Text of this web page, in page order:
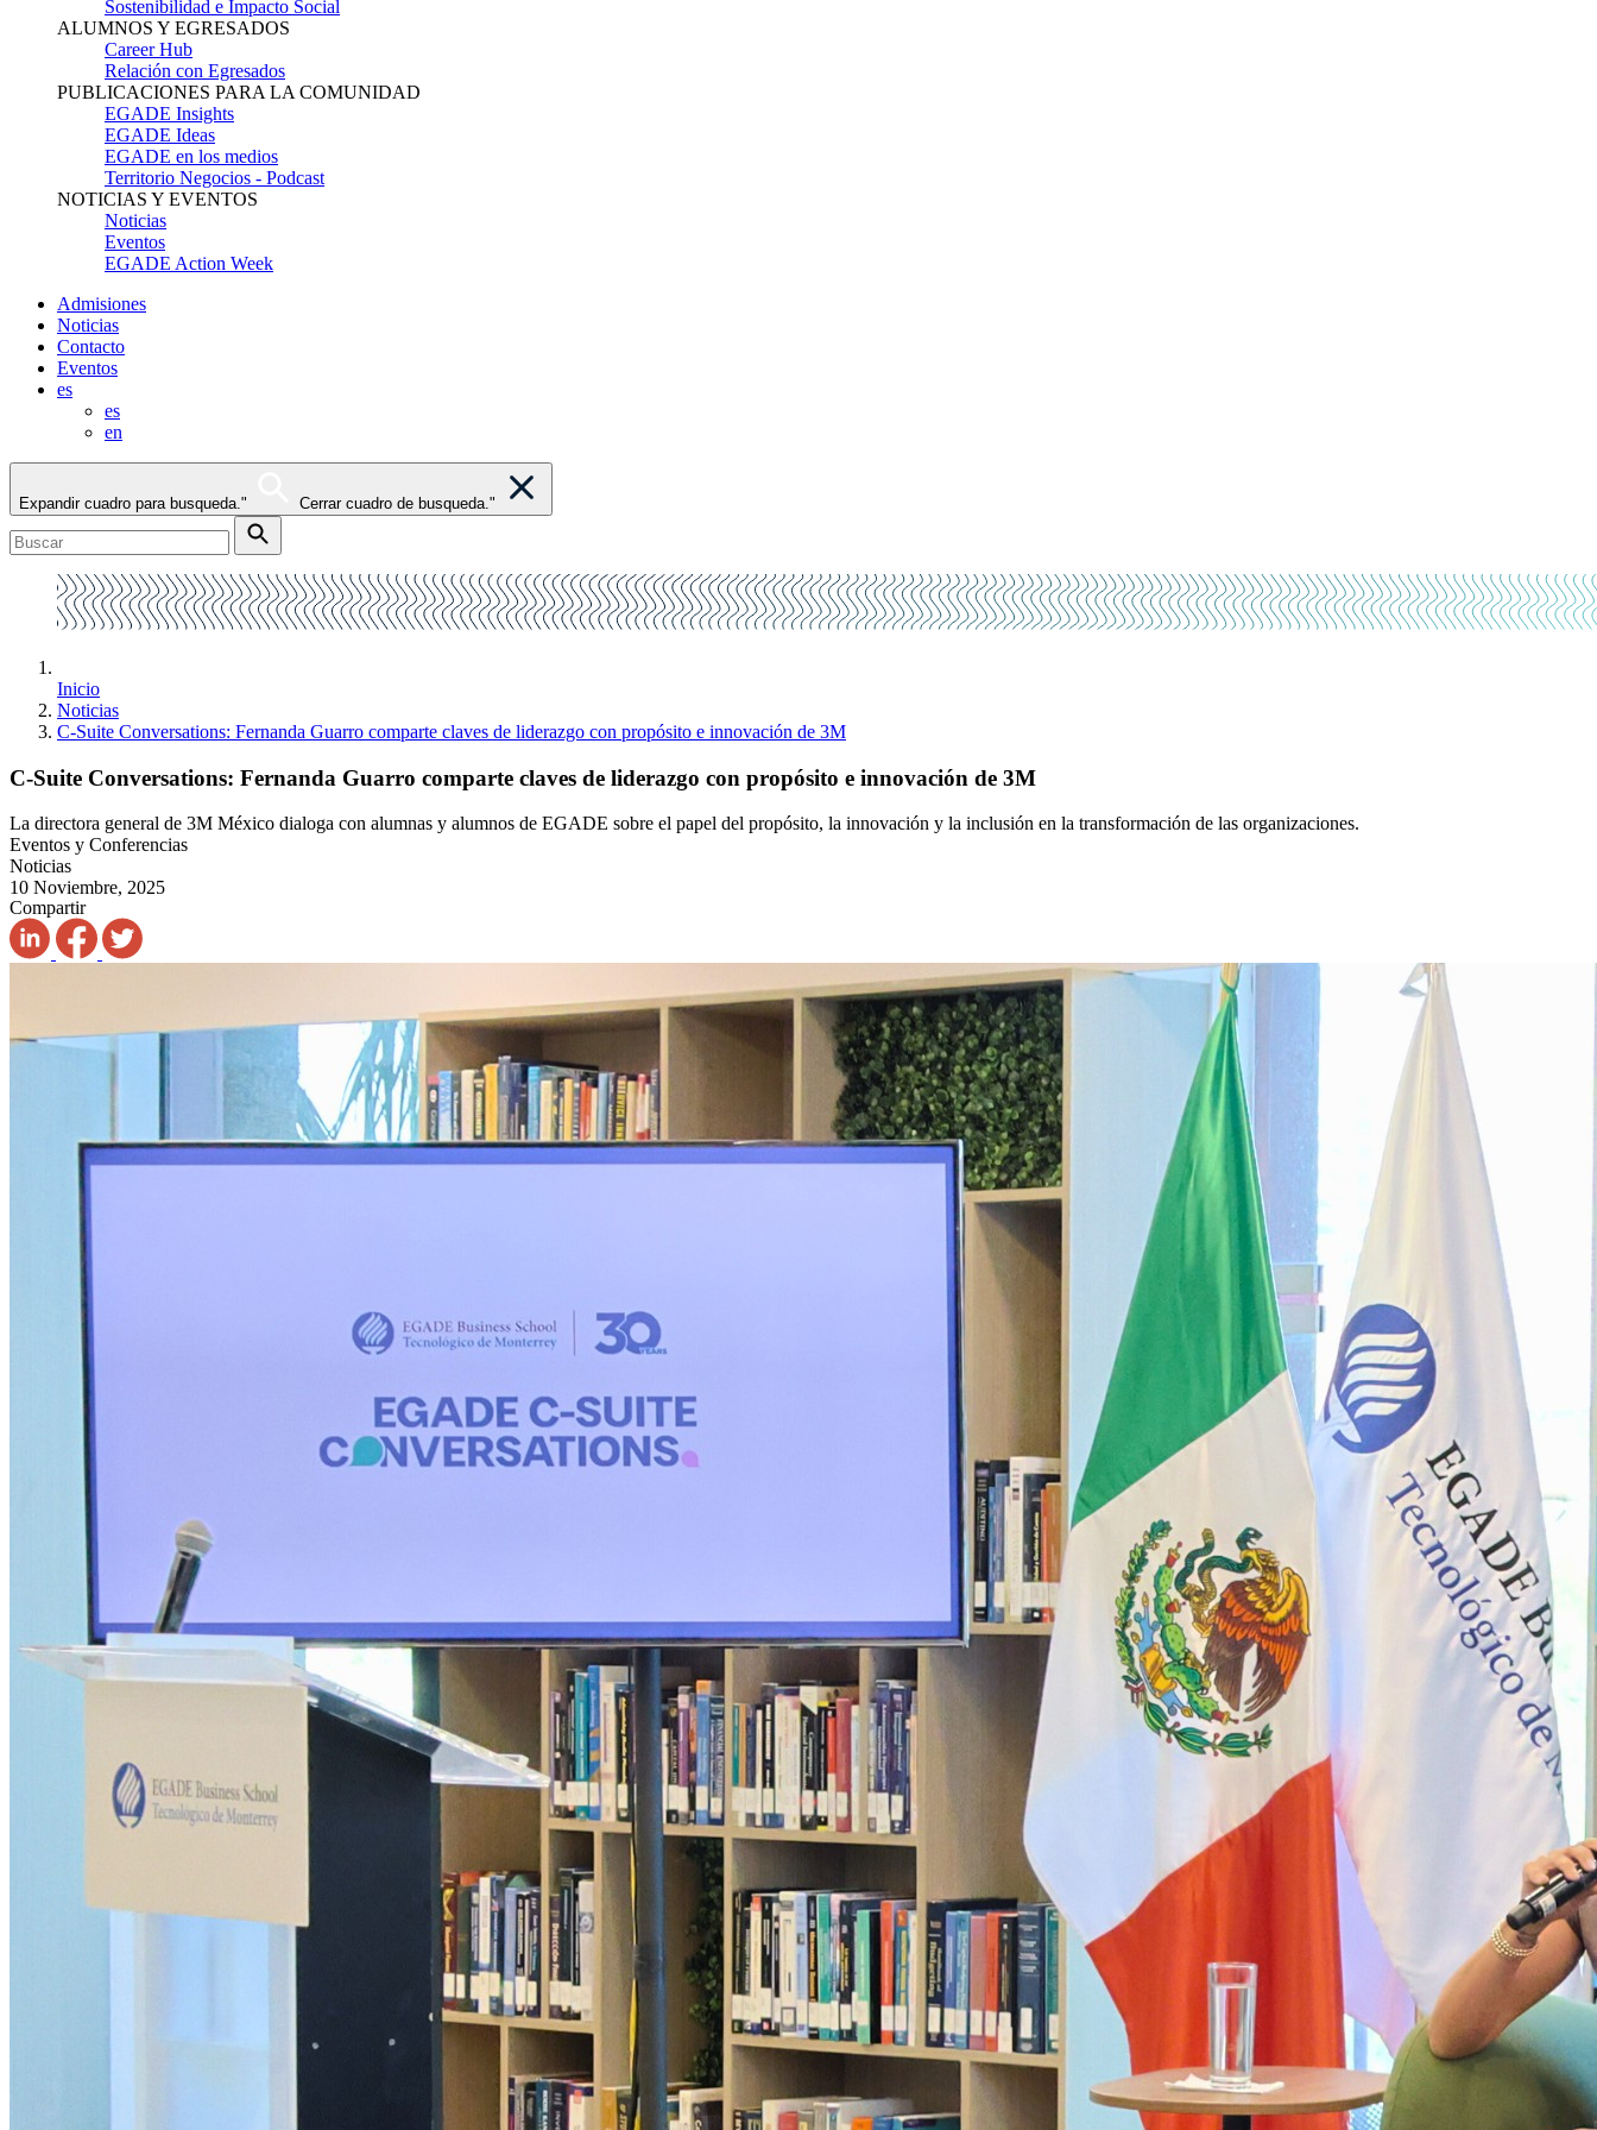
Sostenibilidad e Impacto Social
ALUMNOS Y EGRESADOS
Career Hub
Relación con Egresados
PUBLICACIONES PARA LA COMUNIDAD
EGADE Insights
EGADE Ideas
EGADE en los medios
Territorio Negocios - Podcast
NOTICIAS Y EVENTOS
Noticias
Eventos
EGADE Action Week
Admisiones
Noticias
Contacto
Eventos
es
es
en
Expandir cuadro para busqueda." Cerrar cuadro de busqueda."
Inicio
Noticias
C-Suite Conversations: Fernanda Guarro comparte claves de liderazgo con propósito e innovación de 3M
C-Suite Conversations: Fernanda Guarro comparte claves de liderazgo con propósito e innovación de 3M
La directora general de 3M México dialoga con alumnas y alumnos de EGADE sobre el papel del propósito, la innovación y la inclusión en la transformación de las organizaciones.
Eventos y Conferencias
Noticias
10 Noviembre, 2025
Compartir